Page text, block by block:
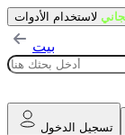
بيت
تسجيل الدخول